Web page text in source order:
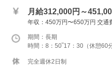
月給312,000円～
年収：450万円〜650万円 交通
期間：長期
時間：8：50‾17：30（休憩60
完全週休2日制